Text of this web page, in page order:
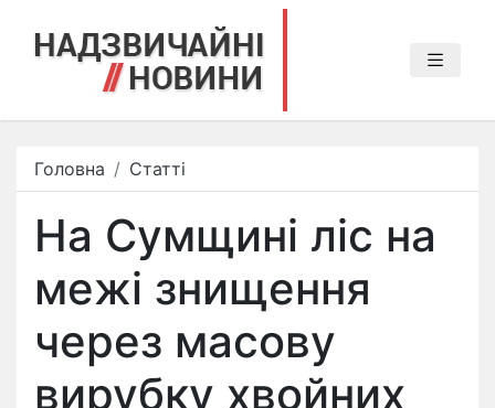
Головна Статті
На Сумщині ліс на
межі знищення
через масову
вирубку хвойних